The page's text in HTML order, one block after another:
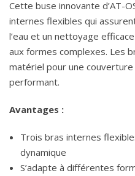
Cette buse innovante d’AT-
internes flexibles qui
l’eau et un nettoyage
aux formes complexes. Les
matériel pour une
performant.
Avantages :
Trois bras internes
dynamique
S’adapte à différentes